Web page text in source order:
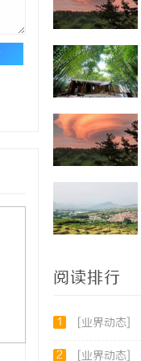
阅读排行
1 [业界动态]
2 [业界动态]